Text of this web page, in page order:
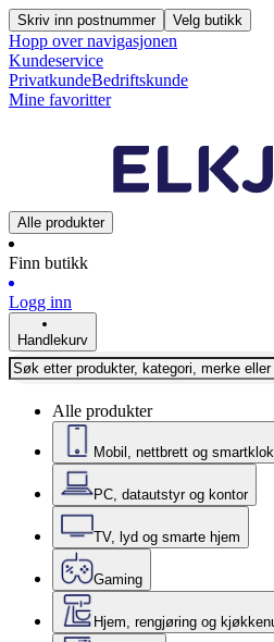
Skriv inn postnummer Velg butikk
Hopp over navigasjonen
Kundeservice
PrivatkundeBedriftskunde
Mine favoritter
Alle produkter
Finn butikk
Logg inn
Handlekurv
Alle produkter
Mobil, nettbrett og
PC, datautstyr og kontor
TV, lyd og smarte hjem
Gaming
Hjem, rengjøring og